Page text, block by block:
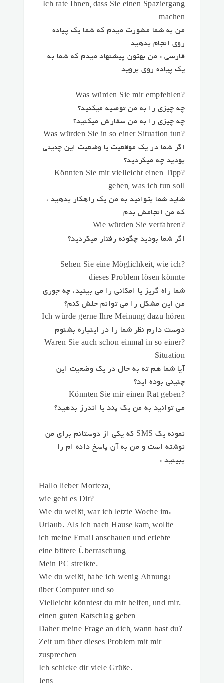
Ich rate Ihnen, dass Sie einen Spaziergang
machen
من به شما مشورت میدم که شما یک پیاده
روی انجام بدهید
فارسی : من بهتون پیشنهاد میدم که شما به
یک پیاده روی بروید
?Was würden Sie mir empfehlen
چه چیزی را به من توصیه میکنید؟
چه چیزی را به من سفارش میکنید؟
?Was würden Sie in so einer Situation tun
اگر شما در یک موقعیت یا وضعیت این چنینی
بودید چه میکردید؟
?Könnten Sie mir vielleicht einen Tipp
geben, was ich tun soll
شاید شما بتوانید به من یک راهکار بدهید ،
که من انجامش بدم
?Wie würden Sie verfahren
اگر شما بودید چگونه رفتار میکردید؟
?Sehen Sie eine Möglichkeit, wie ich
dieses Problem lösen könnte
شما راه گریز یا امکانی را می بینید، چه جوری
من این مشکل را می توانم حلش کنم؟
Ich würde gerne Ihre Meinung dazu hören
دوست دارم نظر شما را در اینباره بشنوم
?Waren Sie auch schon einmal in so einer
Situation
آیا شما هم ته به حال در یک وضعیت این
چنینی بوده اید؟
?Könnten Sie mir einen Rat geben
می توانید به من یک پند یا اندرز بدهید؟
نمونه یک SMS که یکی از دوستانم برای من
نوشته است و من به آن پاسخ داده ام را
ببینید :
,Hallo lieber Morteza
?wie geht es Dir
:Wie du weißt, war ich letzte Woche im
Urlaub. Als ich nach Hause kam, wollte
ich meine Email anschauen und erlebte
eine bittere Überraschung
.Mein PC streikte
!Wie du weißt, habe ich wenig Ahnung
über Computer und so
.Vielleicht könntest du mir helfen, und mir
einen guten Ratschlag geben
?Daher meine Frage an dich, wann hast du
Zeit um über dieses Problem mit mir
zusprechen
.Ich schicke dir viele Grüße